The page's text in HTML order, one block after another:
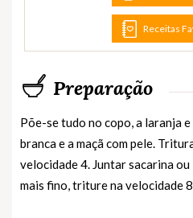
Receitas
Preparação
Põe-se tudo no copo, a laranja
branca e a maçã com pele.
velocidade 4. Juntar sacarina
mais fino, triture na velocidade